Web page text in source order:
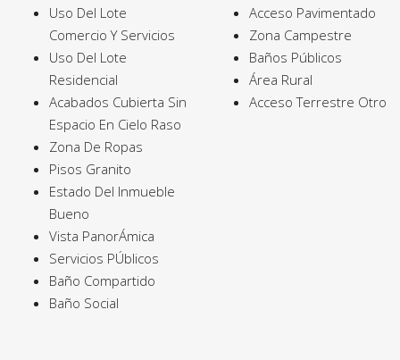
Uso Del Lote
Comercio Y Servicios
Uso Del Lote
Residencial
Acabados Cubierta Sin
Espacio En Cielo Raso
Zona De Ropas
Pisos Granito
Estado Del Inmueble
Bueno
Vista PanorÁmica
Servicios PÚblicos
Baño Compartido
Baño Social
Acceso Pavimentado
Zona Campestre
Baños Públicos
Área Rural
Acceso Terrestre Otro